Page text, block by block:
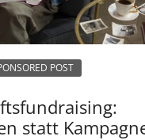
POST
statt